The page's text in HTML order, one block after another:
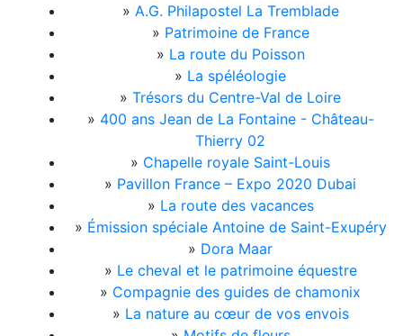
» A.G. Philapostel La Tremblade
» Patrimoine de France
» La route du Poisson
» La spéléologie
» Trésors du Centre-Val de Loire
» 400 ans Jean de La Fontaine - Château-
Thierry 02
» Chapelle royale Saint-Louis
» Pavillon France – Expo 2020 Dubai
» La route des vacances
» Émission spéciale Antoine de Saint-Exupéry
» Dora Maar
» Le cheval et le patrimoine équestre
» Compagnie des guides de chamonix
» La nature au cœur de vos envois